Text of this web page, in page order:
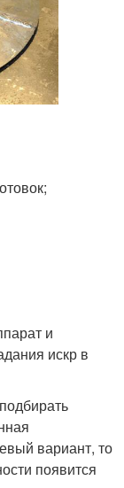
и
искр в
вариант, то
появится